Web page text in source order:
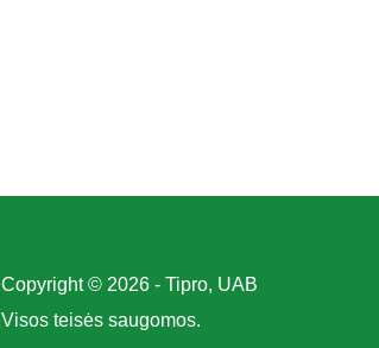
Copyright © 2026 - Tipro, UAB
Visos teisės saugomos.